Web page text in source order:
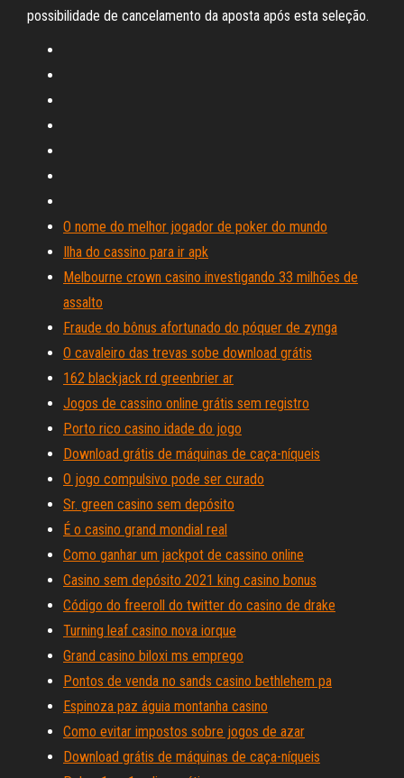
possibilidade de cancelamento da aposta após esta seleção.
O nome do melhor jogador de poker do mundo
Ilha do cassino para ir apk
Melbourne crown casino investigando 33 milhões de
assalto
Fraude do bônus afortunado do póquer de zynga
O cavaleiro das trevas sobe download grátis
162 blackjack rd greenbrier ar
Jogos de cassino online grátis sem registro
Porto rico casino idade do jogo
Download grátis de máquinas de caça-níqueis
O jogo compulsivo pode ser curado
Sr. green casino sem depósito
É o casino grand mondial real
Como ganhar um jackpot de cassino online
Casino sem depósito 2021 king casino bonus
Código do freeroll do twitter do casino de drake
Turning leaf casino nova iorque
Grand casino biloxi ms emprego
Pontos de venda no sands casino bethlehem pa
Espinoza paz águia montanha casino
Como evitar impostos sobre jogos de azar
Download grátis de máquinas de caça-níqueis